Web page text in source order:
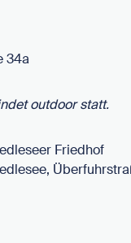
34a
outdoor statt.
Friedhof